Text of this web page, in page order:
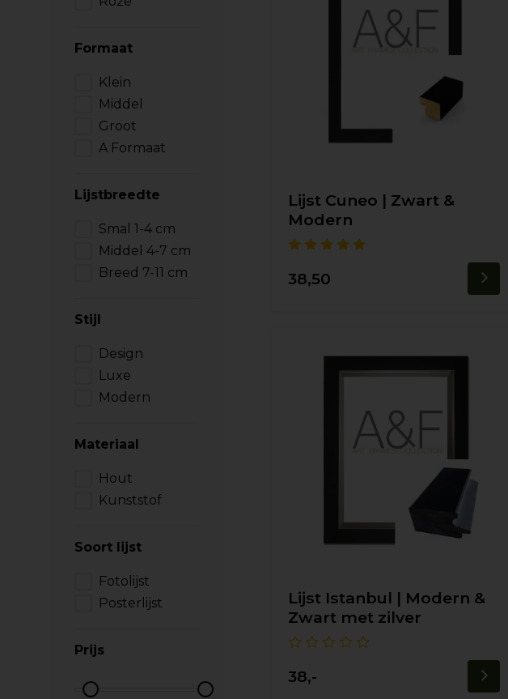
Formaat
Klein
Middel
Groot
A Formaat
Lijstbreedte
Smal 1-4 cm
Middel 4-7 cm
Breed 7-11 cm
Stijl
Design
Luxe
Modern
Materiaal
Hout
Kunststof
Soort lijst
Fotolijst
Posterlijst
Prijs
Lijst Cuneo | Zwart &
Modern
38,50
Lijst Istanbul | Modern &
Zwart met zilver
38,-